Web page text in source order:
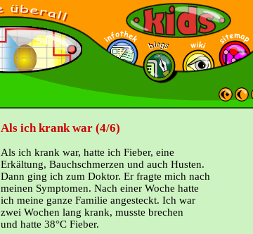
Als ich krank war (4/6)
Als ich krank war, hatte ich Fieber, eine
Erkältung, Bauchschmerzen und auch Husten.
Dann ging ich zum Doktor. Er fragte mich nach
meinen Symptomen. Nach einer Woche hatte
ich meine ganze Familie angesteckt. Ich war
zwei Wochen lang krank, musste brechen
und hatte 38°C Fieber.